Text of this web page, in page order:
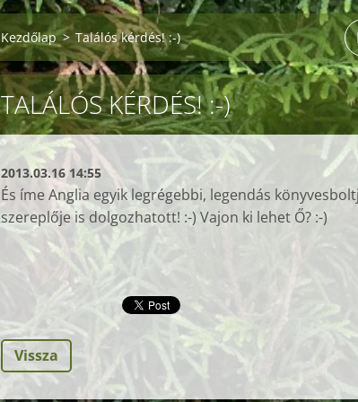
Kezdőlap > Találós kérdés! :-)
TALÁLÓS KÉRDÉS! :-)
2013.03.16 14:55
És íme Anglia egyik legrégebbi, legendás
szereplője is dolgozhatott! :-) Vajon ki lehet Ő? :-)
Vissza